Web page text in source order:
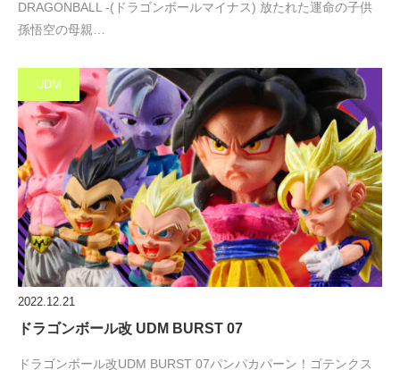
DRAGONBALL -(ドラゴンボールマイナス) 放たれた運命の子供
孫悟空の母親…
UDM
2022.12.21
ドラゴンボール改 UDM BURST 07
ドラゴンボール改UDM BURST 07パンパカパーン！ゴテンクス